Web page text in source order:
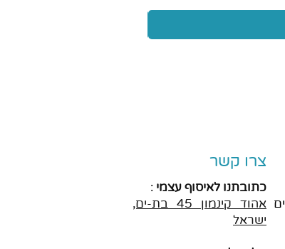
צרו קשר
כתובתנו לאיסוף עצמי :
אהוד
קינמון 45 בת-ים,
ישראל